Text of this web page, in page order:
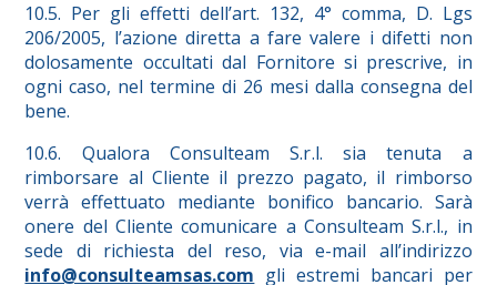
10.5. Per gli effetti dell’art. 132, 4° comma, D. Lgs
206/2005, l’azione diretta a fare valere i difetti non
dolosamente occultati dal Fornitore si prescrive, in
ogni caso, nel termine di 26 mesi dalla consegna del
bene.
10.6. Qualora Consulteam S.r.l. sia tenuta a
rimborsare al Cliente il prezzo pagato, il rimborso
verrà effettuato mediante bonifico bancario. Sarà
onere del Cliente comunicare a Consulteam S.r.l., in
sede di richiesta del reso, via e-mail all’indirizzo
info@consulteamsas.com gli estremi bancari per